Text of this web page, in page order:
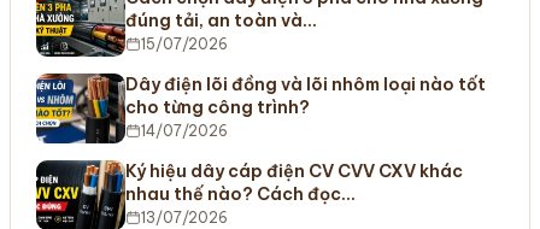
đúng tải, an toàn và…
15/07/2026
Dây điện lõi đồng và lõi nhôm loại nào tốt
cho từng công trình?
14/07/2026
Ký hiệu dây cáp điện CV CVV CXV khác
nhau thế nào? Cách đọc…
13/07/2026